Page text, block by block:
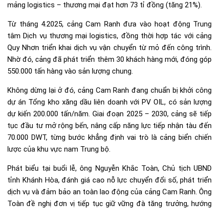
mảng logistics – thương mại đạt hơn 73 tỉ đồng (tăng 21%).
Từ tháng 4.2025, cảng Cam Ranh đưa vào hoạt động Trung
tâm Dịch vụ thương mại logistics, đồng thời hợp tác với cảng
Quy Nhơn triển khai dịch vụ vận chuyển từ mỏ đến công trình.
Nhờ đó, cảng đã phát triển thêm 30 khách hàng mới, đóng góp
550.000 tấn hàng vào sản lượng chung.
Không dừng lại ở đó, cảng Cam Ranh đang chuẩn bị khởi công
dự án Tổng kho xăng dầu liên doanh với PV OIL, có sản lượng
dự kiến 200.000 tấn/năm. Giai đoạn 2025 – 2030, cảng sẽ tiếp
tục đầu tư mở rộng bến, nâng cấp năng lực tiếp nhận tàu đến
70.000 DWT, từng bước khẳng định vai trò là cảng biển chiến
lược của khu vực nam Trung bộ.
Phát biểu tại buổi lễ, ông Nguyễn Khắc Toàn, Chủ tịch UBND
tỉnh Khánh Hòa, đánh giá cao nỗ lực chuyển đổi số, phát triển
dịch vụ và đảm bảo an toàn lao động của cảng Cam Ranh. Ông
Toàn đề nghị đơn vị tiếp tục giữ vững đà tăng trưởng, hướng